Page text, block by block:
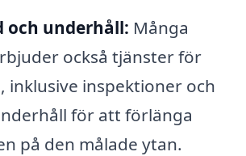
och underhåll: Många
också tjänster för
inklusive inspektioner och
för att förlänga
på den målade ytan.